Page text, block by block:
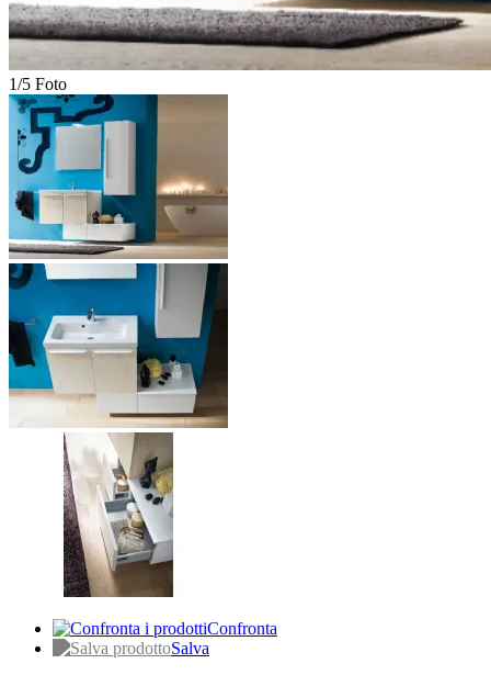
1/5 Foto
Confronta
Salva